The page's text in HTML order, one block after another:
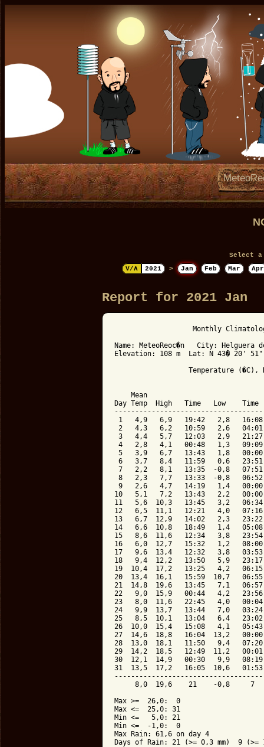
Select a
V/Λ
2021 > Jan Feb Mar Apr
Report for 2021 Jan
Monthly
Name: MeteoReoc�n   City: Helguera
Elevation: 108 m  Lat: N 43� 20'
Temperature (�C),
Mean
Day Temp  High   Time   Low
1   4,9   6,9   19:42   2,8
2   4,3   6,2   10:59   2,6   04:01
3   4,4   5,7   12:03   2,9
4   2,8   4,1   00:48   1,3
5   3,9   6,7   13:43   1,8
6   3,7   8,4   11:59   0,6
7   2,2   8,1   13:35  -0,8
8   2,3   7,7   13:33  -0,8
9   2,6   4,7   14:19   1,4
10   5,1   7,2   13:43   2,2
11   5,6  10,3   13:45   3,2
12   6,5  11,1   12:21   4,0
13   6,7  12,9   14:02   2,3
14   6,6  10,8   18:49   1,4
15   8,6  11,6   12:34   3,8
16   6,0  12,7   15:32   1,2
17   9,6  13,4   12:32   3,8
18   9,4  12,2   13:50   5,9
19  10,4  17,2   13:25   4,2
20  13,4  16,1   15:59  10,7
21  14,8  19,6   13:45   7,1
22   9,0  15,9   00:44   4,2
23   8,0  11,6   22:45   4,0
24   9,9  13,7   13:44   7,0
25   8,5  10,1   13:04   6,4
26  10,0  15,4   15:08   4,1
27  14,6  18,8   16:04  13,2
28  13,0  18,1   11:50   9,4
29  14,2  18,5   12:49  11,2
30  12,1  14,9   00:30   9,9
31  13,5  17,2   16:05  10,6
8,0  19,6    21    -0,8     7
Max >=  26,0:  0
Max <=  25,0: 31
Min <=   5,0: 21
Min <=  -1,0:  0
Max Rain: 61,6 on day 4
Days of Rain: 21 (>= 0,3 mm)  9 (>=